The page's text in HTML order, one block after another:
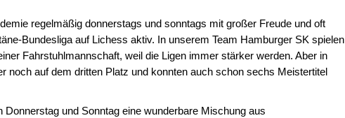
regelmäßig donnerstags und sonntags mit großer Freude und oft
Bundesliga auf Lichess aktiv. In unserem Team Hamburger SK spielen
Fahrstuhlmannschaft, weil die Ligen immer stärker werden. Aber in
noch auf dem dritten Platz und konnten auch schon sechs Meistertitel
Donnerstag und Sonntag eine wunderbare Mischung aus